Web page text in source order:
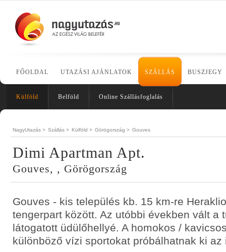
FŐOLDAL UTAZÁSI AJÁNLATOK SZÁLLÁS BUSZJEGY
Külföld Belföld Online Szállásfoglalás
NagyUtazás > Szállás > Külföld > Görögország > Gouves
Dimi Apartman Apt.
Gouves, , Görögország
Gouves - kis település kb. 15 km-re
tengerpart között. Az utóbbi években vált a
látogatott üdülőhellyé. A homokos /
különböző vízi sportokat próbálhatnak ki az